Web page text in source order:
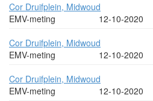
Cor Druifplein, Midwoud
EMV-meting
12-10-2020
Cor Druifplein, Midwoud
EMV-meting
12-10-2020
Cor Druifplein, Midwoud
EMV-meting
12-10-2020